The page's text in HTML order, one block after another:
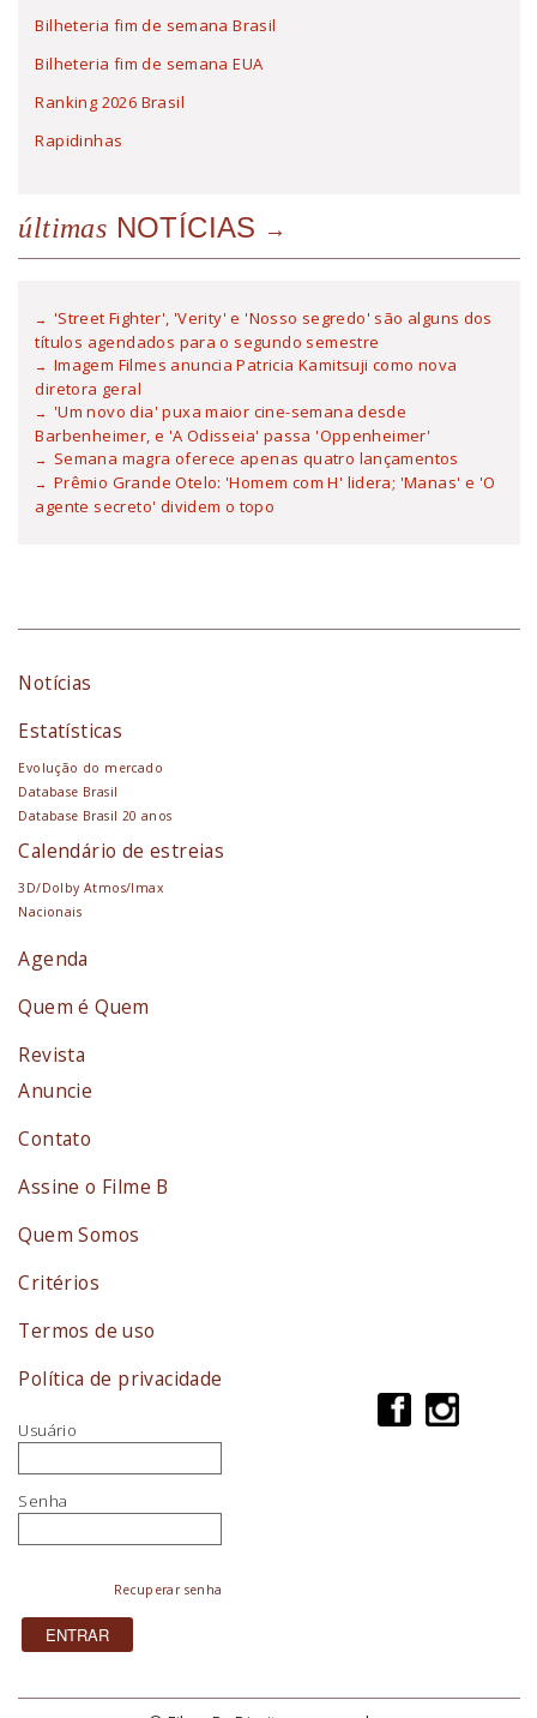
Bilheteria fim de semana Brasil
Bilheteria fim de semana EUA
Ranking 2026 Brasil
Rapidinhas
últimas NOTÍCIAS
'Street Fighter', 'Verity' e 'Nosso segredo' são alguns dos
títulos agendados para o segundo semestre
Imagem Filmes anuncia Patricia Kamitsuji como nova
diretora geral
'Um novo dia' puxa maior cine-semana desde
Barbenheimer, e 'A Odisseia' passa 'Oppenheimer'
Semana magra oferece apenas quatro lançamentos
Prêmio Grande Otelo: 'Homem com H' lidera; 'Manas' e 'O
agente secreto' dividem o topo
Notícias
Estatísticas
Evolução do mercado
Database Brasil
Database Brasil 20 anos
Calendário de estreias
3D/Dolby Atmos/Imax
Nacionais
Agenda
Quem é Quem
Revista
Anuncie
Contato
Assine o Filme B
Quem Somos
Critérios
Termos de uso
Política de privacidade
Usuário
Senha
Recuperar senha